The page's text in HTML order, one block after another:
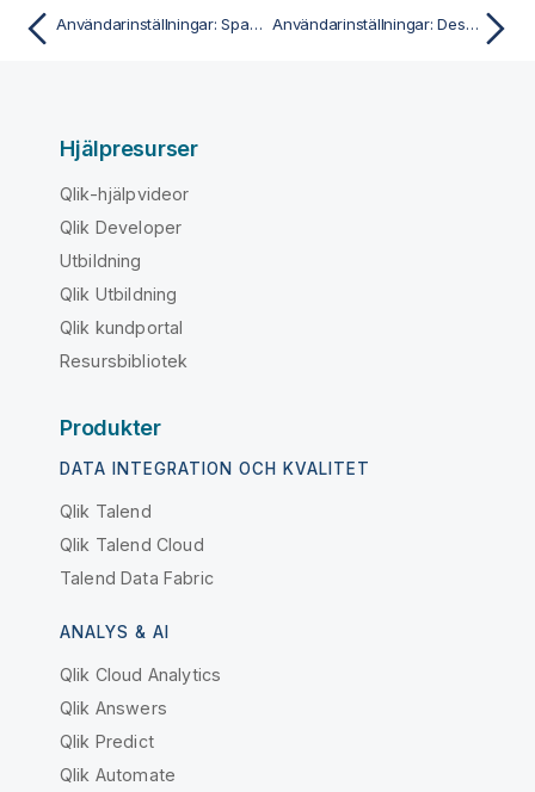
Användarinställningar: Spara Användarinställningar: Design
Hjälpresurser
Qlik-hjälpvideor
Qlik Developer
Utbildning
Qlik Utbildning
Qlik kundportal
Resursbibliotek
Produkter
DATA INTEGRATION OCH KVALITET
Qlik Talend
Qlik Talend Cloud
Talend Data Fabric
ANALYS & AI
Qlik Cloud Analytics
Qlik Answers
Qlik Predict
Qlik Automate